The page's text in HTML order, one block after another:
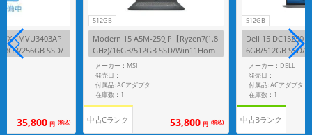
FMVU3403AP
8GB/256GB SSD/
35,800 円 (税込)
512GB
Modern 15 A5M-259JP【Ryzen7(1.8
GHz)/16GB/512GB SSD/Win11Hom
e】
メーカー：MSI
発売日：
付属品: ACアダプタ
在庫数：1
中古Cランク 53,800 円 (税込)
512GB
Dell 15 DC15250
6GB/512GB SSD/
メーカー：DELL
発売日：
付属品: ACアダプタ
在庫数：1
中古Bランク